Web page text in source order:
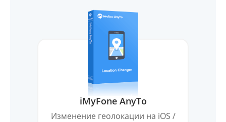
iMyFone AnyTo
Изменение геолокации на iOS /